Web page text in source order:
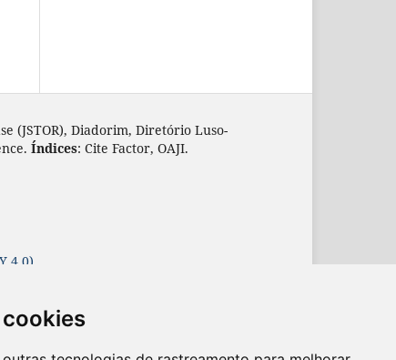
(JSTOR), Diadorim, Diretório Luso-
Índices: Cite Factor, OAJI.
4.0)